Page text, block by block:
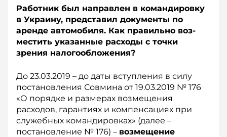
Работник был направлен в командировку
в Ук­раину, представил документы по
аренде автомобиля. Как правильно воз­
местить указанные расходы с точки
зрения налогообложения?
До 23.03.2019 – до даты вступления в силу
постановления Совмина от 19.03.2019 № 176
«О порядке и размерах возмещения
расходов, гарантиях и компенсациях при
служебных командировках» (далее –
постановление № 176) – возмещение